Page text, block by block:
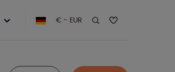
€ - EUR